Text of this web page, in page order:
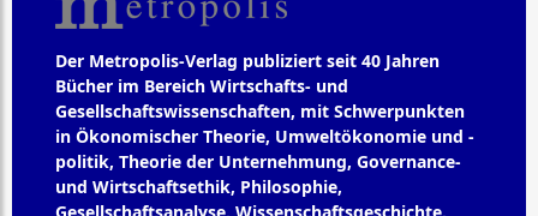
Der Metropolis-Verlag publiziert seit 40 Jahren
Bücher im Bereich Wirtschafts- und
Gesellschaftswissenschaften, mit Schwerpunkten
in Ökonomischer Theorie, Umweltökonomie und -
politik, Theorie der Unternehmung, Governance-
und Wirtschaftsethik, Philosophie,